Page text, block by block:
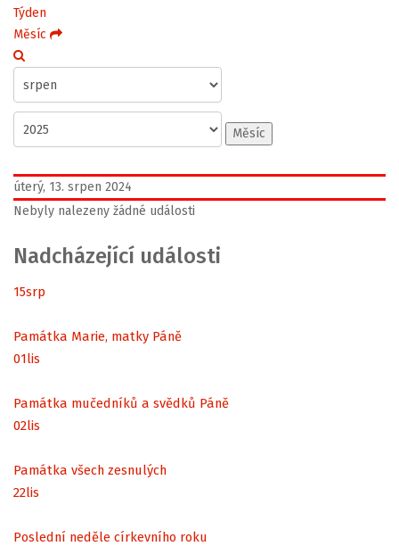
Týden
Měsíc
Měsíc
úterý, 13. srpen 2024
Nebyly nalezeny žádné události
Nadcházející události
15srp
Památka Marie, matky Páně
01lis
Památka mučedníků a svědků Páně
02lis
Památka všech zesnulých
22lis
Poslední neděle církevního roku